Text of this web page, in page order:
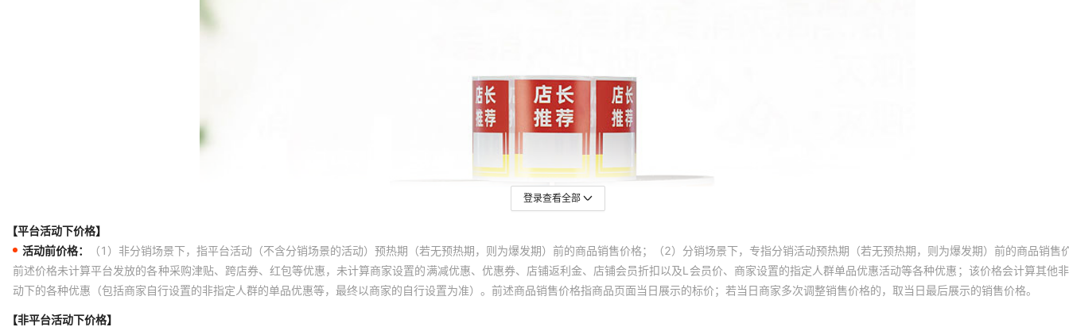
登录查看全部
【平台活动下价格】
活动前价格：
（1）非分销场景下，指平台活动（不含分销场景的活动）预热期（若无预热期，则为爆发期）前的商品销售价格；（2）分销场景下，专指分销活动预热期（若无预热期，则为爆发期）前的商品销售
前述价格未计算平台发放的各种采购津贴、跨店券、红包等优惠，未计算商家设置的满减优惠、优惠券、店铺返利金、店铺会员折扣以及L会员价、商家设置的指定人群单品优惠活动等各种优惠；该价格会计算其他
动下的各种优惠（包括商家自行设置的非指定人群的单品优惠等，最终以商家的自行设置为准）。前述商品销售价格指商品页面当日展示的标价；若当日商家多次调整销售价格的，取当日最后展示的销售价格。
【非平台活动下价格】